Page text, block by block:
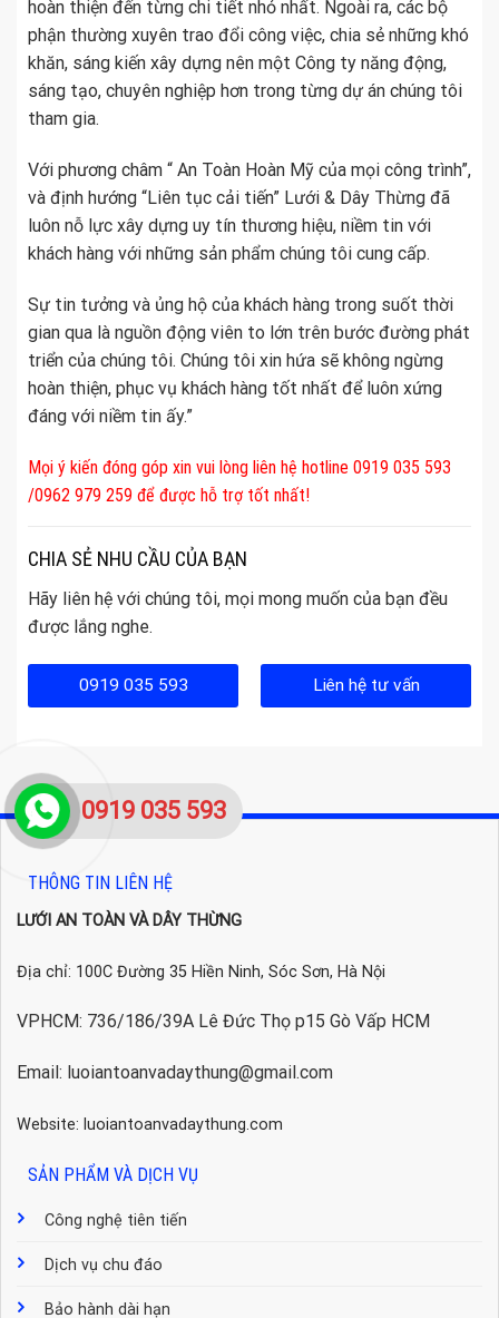
hoàn thiện đến từng chi tiết nhỏ nhất. Ngoài ra, các bộ
phận thường xuyên trao đổi công việc, chia sẻ những khó
khăn, sáng kiến xây dựng nên một Công ty năng động,
sáng tạo, chuyên nghiệp hơn trong từng dự án chúng tôi
tham gia.
Với phương châm “ An Toàn Hoàn Mỹ của mọi công trình”,
và định hướng “Liên tục cải tiến” Lưới & Dây Thừng đã
luôn nỗ lực xây dựng uy tín thương hiệu, niềm tin với
khách hàng với những sản phẩm chúng tôi cung cấp.
Sự tin tưởng và ủng hộ của khách hàng trong suốt thời
gian qua là nguồn động viên to lớn trên bước đường phát
triển của chúng tôi. Chúng tôi xin hứa sẽ không ngừng
hoàn thiện, phục vụ khách hàng tốt nhất để luôn xứng
đáng với niềm tin ấy.”
Mọi ý kiến đóng góp xin vui lòng liên hệ hotline 0919 035 593
/0962 979 259 để được hỗ trợ tốt nhất!
CHIA SẺ NHU CẦU CỦA BẠN
Hãy liên hệ với chúng tôi, mọi mong muốn của bạn đều
được lắng nghe.
0919 035 593 Liên hệ tư vấn
THÔNG TIN LIÊN HỆ
LƯỚI AN TOÀN VÀ DÂY THỪNG
Địa chỉ: 100C Đường 35 Hiền Ninh, Sóc Sơn, Hà Nội
VPHCM: 736/186/39A Lê Đức Thọ p15 Gò Vấp HCM
Email: luoiantoanvadaythung@gmail.com
Website: luoiantoanvadaythung.com
SẢN PHẨM VÀ DỊCH VỤ
Công nghệ tiên tiến
Dịch vụ chu đáo
Bảo hành dài hạn
0919 035 593